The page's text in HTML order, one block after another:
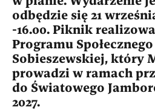
odbędzie się 21
-16.00. Piknik
Programu
Sobieszewskiej, który
prowadzi w ramach
do Światowego
2027.